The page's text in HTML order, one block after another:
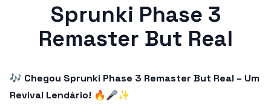
Sprunki Phase 3
Remaster But Real
🎶 Chegou Sprunki Phase 3 Remaster But Real – Um
Revival Lendário! 🔥🎤✨